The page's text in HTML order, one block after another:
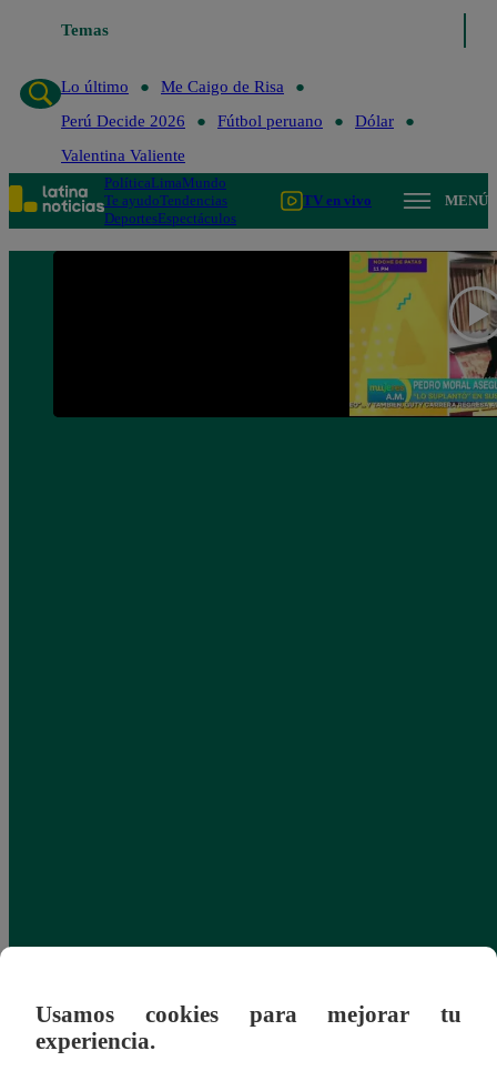
Temas
Lo último
Me Caigo de Risa
Perú Decide 2026
Fútbol peruano
Dólar
Valentina Valiente
PolíticaLimaMundo
Te ayudoTendencias
DeportesEspectáculos
TV en vivo MENÚ
Usamos cookies para mejorar tu
experiencia.